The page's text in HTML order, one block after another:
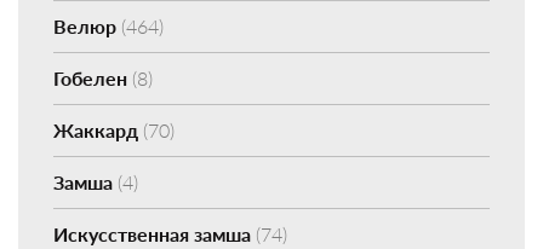
Велюр (464)
Гобелен (8)
Жаккард (70)
Замша (4)
Искусственная замша (74)